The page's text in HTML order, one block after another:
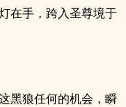
在手，跨入圣尊境于
黑狼任何的机会，瞬